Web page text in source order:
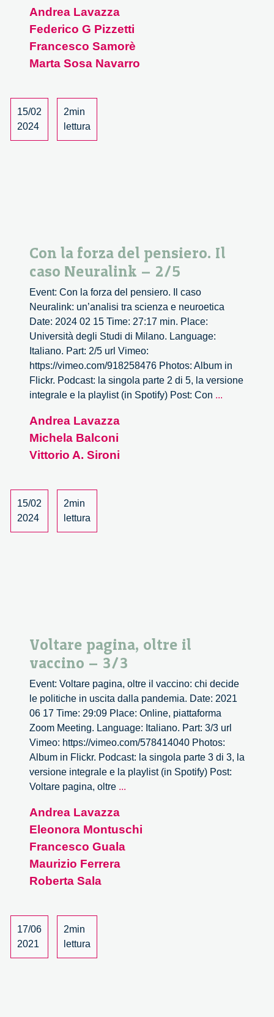
Andrea Lavazza
Federico G Pizzetti
Francesco Samorè
Marta Sosa Navarro
15/02
2024
2min
lettura
Con la forza del pensiero. Il
caso Neuralink – 2/5
Event: Con la forza del pensiero. Il caso
Neuralink: un’analisi tra scienza e neuroetica
Date: 2024 02 15 Time: 27:17 min. Place:
Università degli Studi di Milano. Language:
Italiano. Part: 2/5 url Vimeo:
https://vimeo.com/918258476 Photos: Album in
Flickr. Podcast: la singola parte 2 di 5, la versione
integrale e la playlist (in Spotify) Post: Con ...
Andrea Lavazza
Michela Balconi
Vittorio A. Sironi
15/02
2024
2min
lettura
Voltare pagina, oltre il
vaccino – 3/3
Event: Voltare pagina, oltre il vaccino: chi decide
le politiche in uscita dalla pandemia. Date: 2021
06 17 Time: 29:09 Place: Online, piattaforma
Zoom Meeting. Language: Italiano. Part: 3/3 url
Vimeo: https://vimeo.com/578414040 Photos:
Album in Flickr. Podcast: la singola parte 3 di 3, la
versione integrale e la playlist (in Spotify) Post:
Voltare pagina, oltre ...
il
Andrea Lavazza
Eleonora Montuschi
Francesco Guala
Maurizio Ferrera
Roberta Sala
17/06
2021
2min
lettura